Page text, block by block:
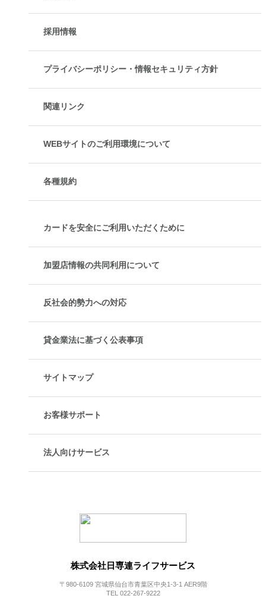
採用情報
プライバシーポリシー・情報セキュリティ方針
関連リンク
WEBサイトのご利用環境について
各種規約
カードを安全にご利用いただくために
加盟店情報の共同利用について
反社会的勢力への対応
貸金業法に基づく公表事項
サイトマップ
お客様サポート
法人向けサービス
株式会社日専連ライフサービス
〒980-6109 宮城県仙台市青葉区中央1-3-1 AER9階
TEL 022-267-9222